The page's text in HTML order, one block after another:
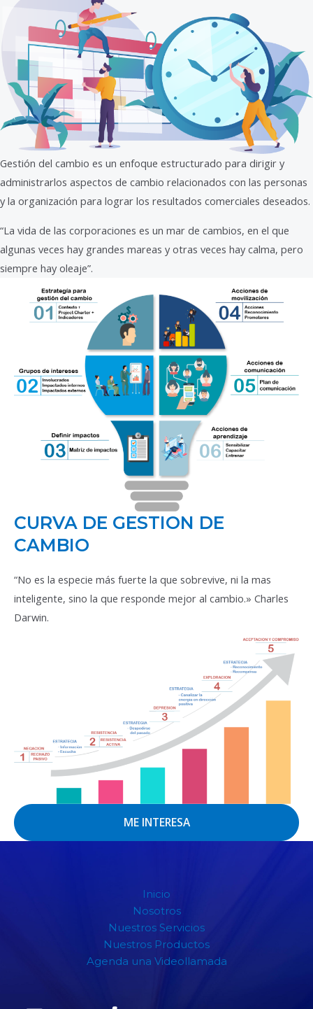
Gestión del cambio es un enfoque estructurado para dirigir y
administrarlos aspectos de cambio relacionados con las personas
y la organización para lograr los resultados comerciales deseados.
“La vida de las corporaciones es un mar de cambios, en el que
algunas veces hay grandes mareas y otras veces hay calma, pero
siempre hay oleaje”.
CURVA DE GESTION DE
CAMBIO
“No es la especie más fuerte la que sobrevive, ni la mas
inteligente, sino la que responde mejor al cambio.» Charles
Darwin.
ME INTERESA
Inicio
Nosotros
Nuestros Servicios
Nuestros Productos
Agenda una Videollamada